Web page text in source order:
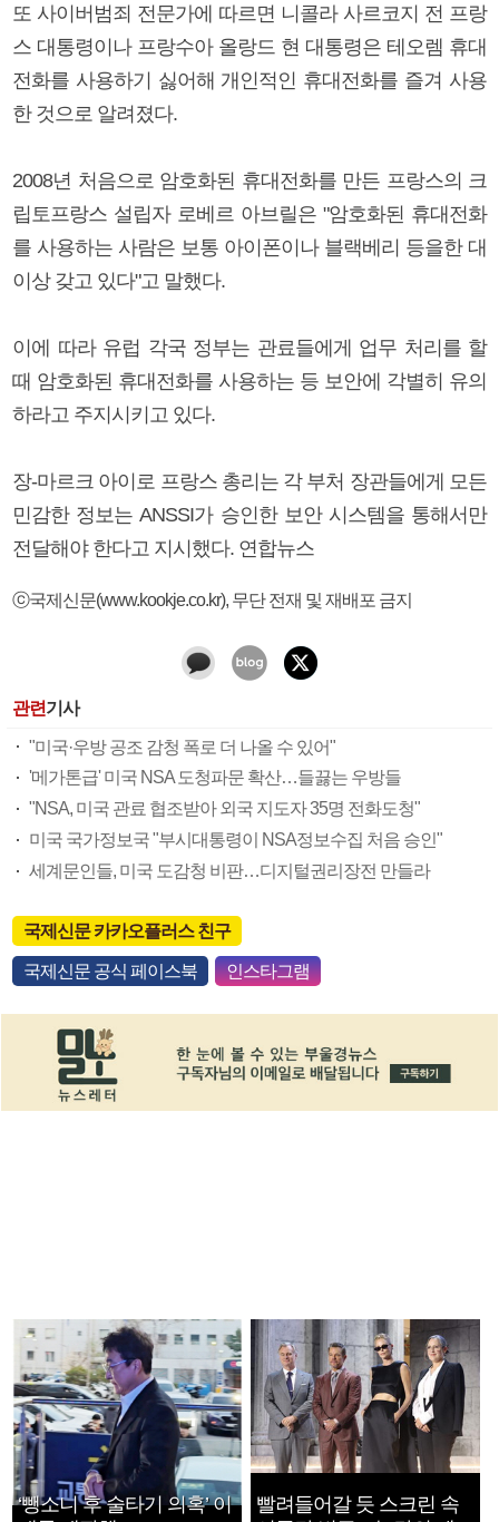
또 사이버범죄 전문가에 따르면 니콜라 사르코지 전 프랑
스 대통령이나 프랑수아 올랑드 현 대통령은 테오렘 휴대
전화를 사용하기 싫어해 개인적인 휴대전화를 즐겨 사용
한 것으로 알려졌다.
2008년 처음으로 암호화된 휴대전화를 만든 프랑스의 크
립토프랑스 설립자 로베르 아브릴은 "암호화된 휴대전화
를 사용하는 사람은 보통 아이폰이나 블랙베리 등을한 대
이상 갖고 있다"고 말했다.
이에 따라 유럽 각국 정부는 관료들에게 업무 처리를 할
때 암호화된 휴대전화를 사용하는 등 보안에 각별히 유의
하라고 주지시키고 있다.
장-마르크 아이로 프랑스 총리는 각 부처 장관들에게 모든
민감한 정보는 ANSSI가 승인한 보안 시스템을 통해서만
전달해야 한다고 지시했다. 연합뉴스
ⓒ국제신문(www.kookje.co.kr), 무단 전재 및 재배포 금지
관련기사
"미국·우방 공조 감청 폭로 더 나올 수 있어"
'메가톤급' 미국 NSA 도청파문 확산…들끓는 우방들
"NSA, 미국 관료 협조받아 외국 지도자 35명 전화도청"
미국 국가정보국 "부시대통령이 NSA정보수집 처음 승인"
세계문인들, 미국 도감청 비판…디지털권리장전 만들라
국제신문 카카오플러스 친구
국제신문 공식 페이스북 인스타그램
‘뺑소니 후 술타기 의혹’ 이
빨려들어갈 듯 스크린 속